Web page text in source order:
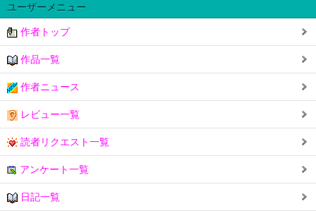
ユーザーメニュー
作者トップ
作品一覧
作者ニュース
レビュー一覧
読者リクエスト一覧
アンケート一覧
日記一覧